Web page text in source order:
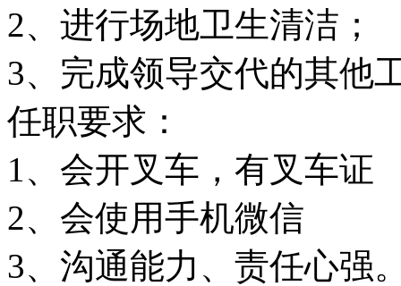
2、进行场地卫生清洁；
3、完成领导交代的其他
任职要求：
1、会开叉车，有叉车证
2、会使用手机微信
3、沟通能力、责任心强